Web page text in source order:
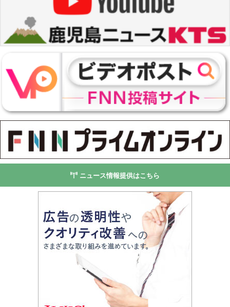
ニュース情報提供はこちら